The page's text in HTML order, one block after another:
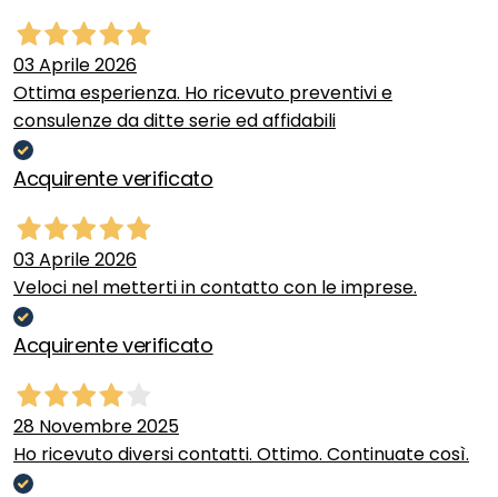
03 Aprile 2026
Ottima esperienza. Ho ricevuto preventivi e
consulenze da ditte serie ed affidabili
Acquirente verificato
03 Aprile 2026
Veloci nel metterti in contatto con le imprese.
Acquirente verificato
28 Novembre 2025
Ho ricevuto diversi contatti. Ottimo. Continuate così.